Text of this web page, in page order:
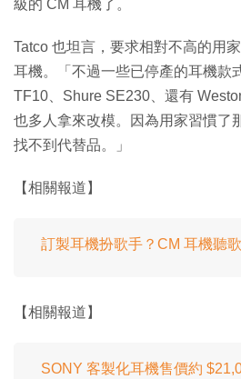
級的 CM 耳機了。
Tatco 也坦言，要求相對不高的用
耳機。「不過一些已停產的耳機款
TF10、Shure SE230、還有
也多人拿來改模。因為用家習慣了
找不到代替品。」
【相關報道】
訂製耳機扮歌手？CM 耳機聽
【相關報道】
SONY 客製化耳機售價約